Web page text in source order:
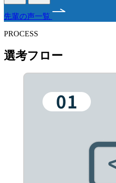
先輩の声一覧
PROCESS
選考フロー